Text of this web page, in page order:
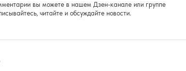
вы можете в нашем Дзен-канале или группе
читайте и обсуждайте новости.